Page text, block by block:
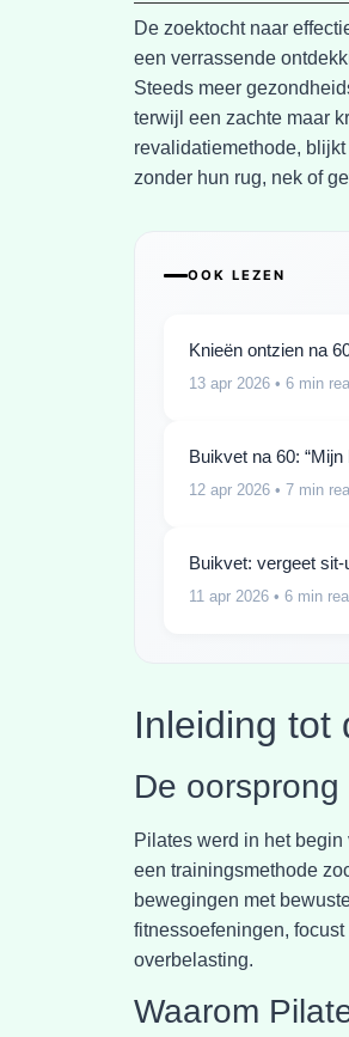
De zoektocht naar
een verrassende
Steeds meer
terwijl een zachte maar
revalidatiemethode,
zonder hun rug, nek of
OOK LEZEN
Knieën ontzien na
13 apr 2026 • 6 min
Buikvet na 60:
12 apr 2026 • 7 min
Buikvet: vergeet
11 apr 2026 • 6 min
Inleiding tot
De
Pilates werd in het
een trainingsmethode
bewegingen met
fitnessoefeningen,
overbelasting.
Waarom